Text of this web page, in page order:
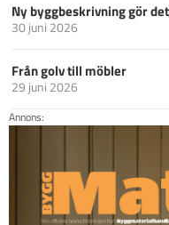
Ny byggbeskrivning gör
30 juni 2026
Från golv till möbler
29 juni 2026
Annons: